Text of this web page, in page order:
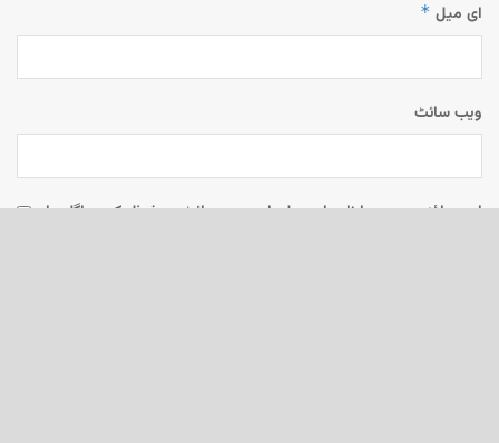
ای میل *
ویب‌ سائٹ
اس براؤزر میں میرا نام، ای میل، اور ویب سائٹ محفوظ رکھیں اگلی بار